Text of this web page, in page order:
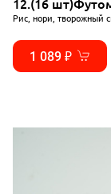
Рис, нори, творожный
1 089 ₽